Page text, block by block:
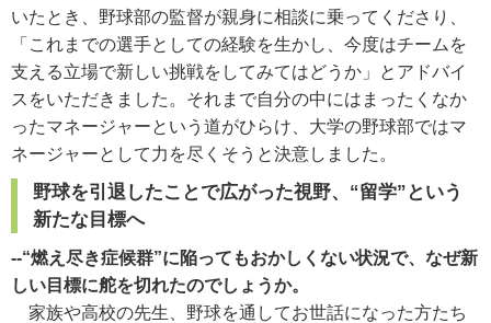
いたとき、野球部の監督が親身に相談に乗ってくださり、
「これまでの選手としての経験を生かし、今度はチームを
支える立場で新しい挑戦をしてみてはどうか」とアドバイ
スをいただきました。それまで自分の中にはまったくなか
ったマネージャーという道がひらけ、大学の野球部ではマ
ネージャーとして力を尽くそうと決意しました。
野球を引退したことで広がった視野、“留学”という
新たな目標へ
--“燃え尽き症候群”に陥ってもおかしくない状況で、なぜ新
しい目標に舵を切れたのでしょうか。
家族や高校の先生、野球を通してお世話になった方たち